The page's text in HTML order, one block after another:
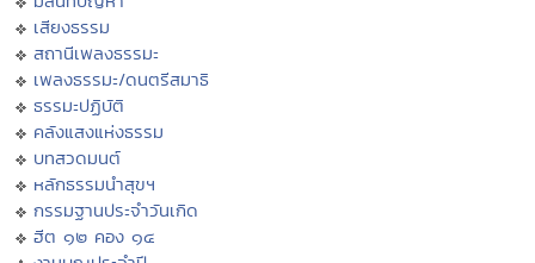
เสียงธรรม
สถานีเพลงธรรมะ
เพลงธรรมะ/ดนตรีสมาธิ
ธรรมะปฏิบัติ
คลังแสงแห่งธรรม
บทสวดมนต์
หลักธรรมนำสุขฯ
กรรมฐานประจำวันเกิด
ฮีต ๑๒ คอง ๑๔